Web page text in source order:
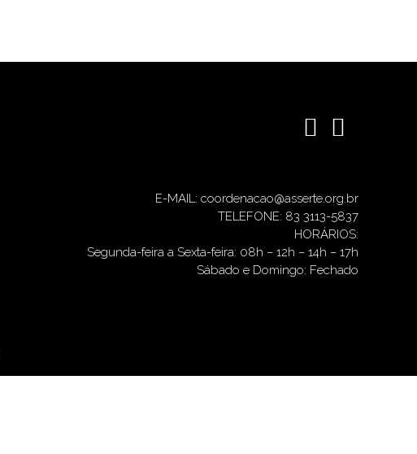
E-MAIL: coordenacao@asserte.org.br
TELEFONE: 83 3113-5837
HORÁRIOS:
Segunda-feira a Sexta-feira: 08h – 12h – 14h – 17h
Sábado e Domingo: Fechado